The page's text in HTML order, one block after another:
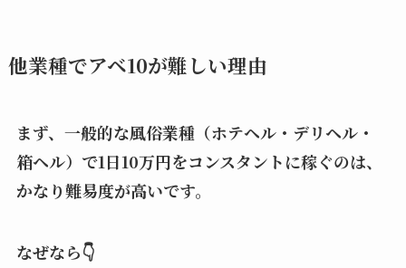
他業種でアベ10が難しい理由
まず、一般的な風俗業種（ホテヘル・デリヘル・
箱ヘル）で1日10万円をコンスタントに稼ぐのは、
かなり難易度が高いです。
なぜなら👇